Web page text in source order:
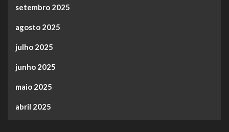
setembro 2025
agosto 2025
julho 2025
junho 2025
maio 2025
abril 2025